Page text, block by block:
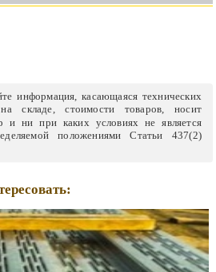
информация, касающаяся технических
складе, стоимости товаров, носит
и ни при каких условиях не является
положениями Статьи 437(2)